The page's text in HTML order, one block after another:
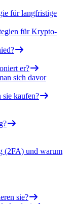
für langfristige
für Krypto-
er?
sich davor
kaufen?
(2FA) und warum
sie?